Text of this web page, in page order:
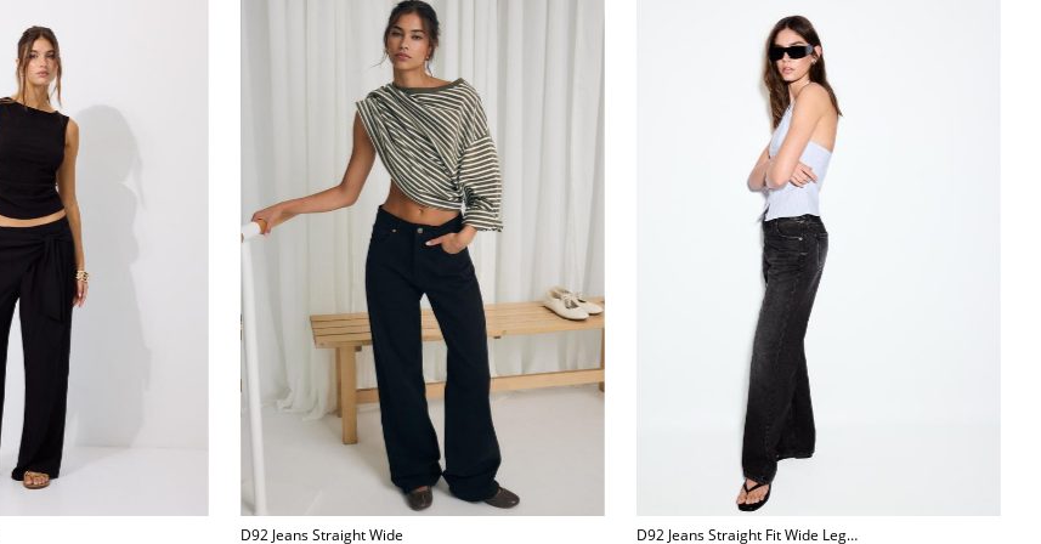
D92 Jeans Straight Wide
D92 Jeans Straight Fit Wide Leg